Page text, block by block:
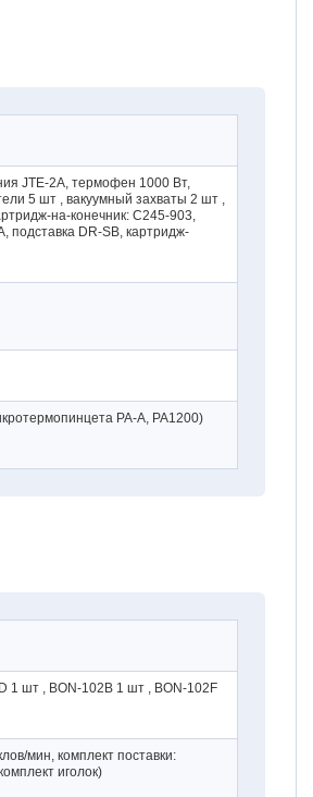
JTE-2A, термофен 1000 Вт,
5 шт , вакуумный захваты 2 шт ,
на-конечник: C245-903,
подставка DR-SB, картридж-
PA-A, PA1200)
1 шт , BON-102B 1 шт , BON-102F
мин, комплект поставки:
иголок)